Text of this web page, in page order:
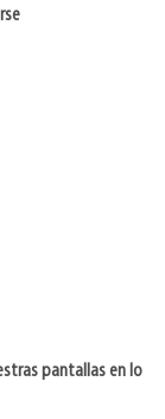
pantallas en lo